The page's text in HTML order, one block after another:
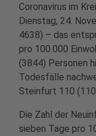
Coronavirus im
Dienstag, 24.
4638) – das
pro 100.000
(3844) Personen
Todesfälle
Steinfurt 110
Die Zahl der
sieben Tage pro